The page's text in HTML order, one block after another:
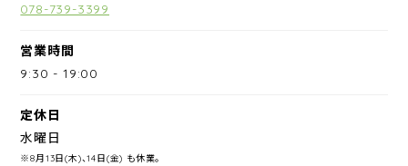
078-739-3399
営業時間
9:30 -19:00
定休日
水曜日
※8月13日(木)、14日(金) も休業。